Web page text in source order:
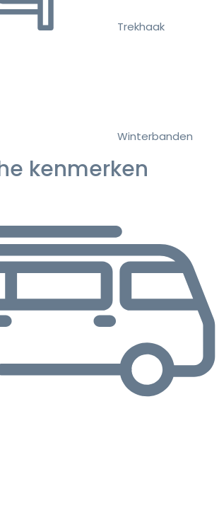
Trekhaak
Winterbanden
kenmerken